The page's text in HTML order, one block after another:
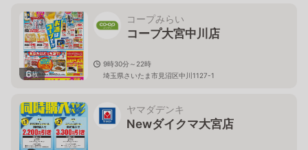
6枚
コープみらい
コープ大宮中川店
9時30分～22時
埼玉県さいたま市見沼区中川1127-1
ヤマダデンキ
Newダイクマ大宮店